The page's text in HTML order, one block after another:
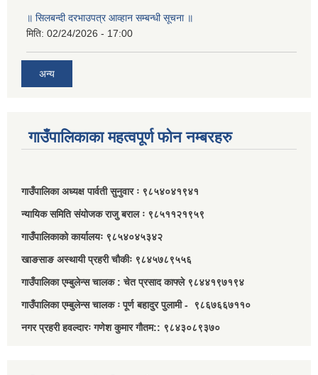
॥ सिलबन्दी दरभाउपत्र आव्हान सम्बन्धी सूचना ॥
मिति: 02/24/2026 - 17:00
अन्य
गाउँपालिकाका महत्वपूर्ण फोन नम्बरहरु
गाउँपालिका अध्यक्ष पार्वती सुनुवार ः ९८५४०४१९४१
न्यायिक समिति संयोजक राजु बराल ः ९८५११२१९५९
गाउँपालिकाको कार्यालयः ९८५४०४५३४२
खाङसाङ अस्थायी प्रहरी चौकीः ९८४५७८९५५६
गाउँपालिका एम्बुलेन्स चालक : चेत प्रसाद काफ्ले ९८४४१९७१९४
गाउँपालिका एम्बुलेन्स चालक ः पूर्ण बहादुर पुलामी - ९८६७६६७११०
नगर प्रहरी हवल्दारः गणेश कुमार गौतम:: ९८४३०८९३७०